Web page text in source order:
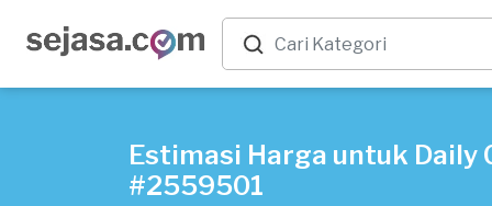
Estimasi Harga untuk Daily
#2559501